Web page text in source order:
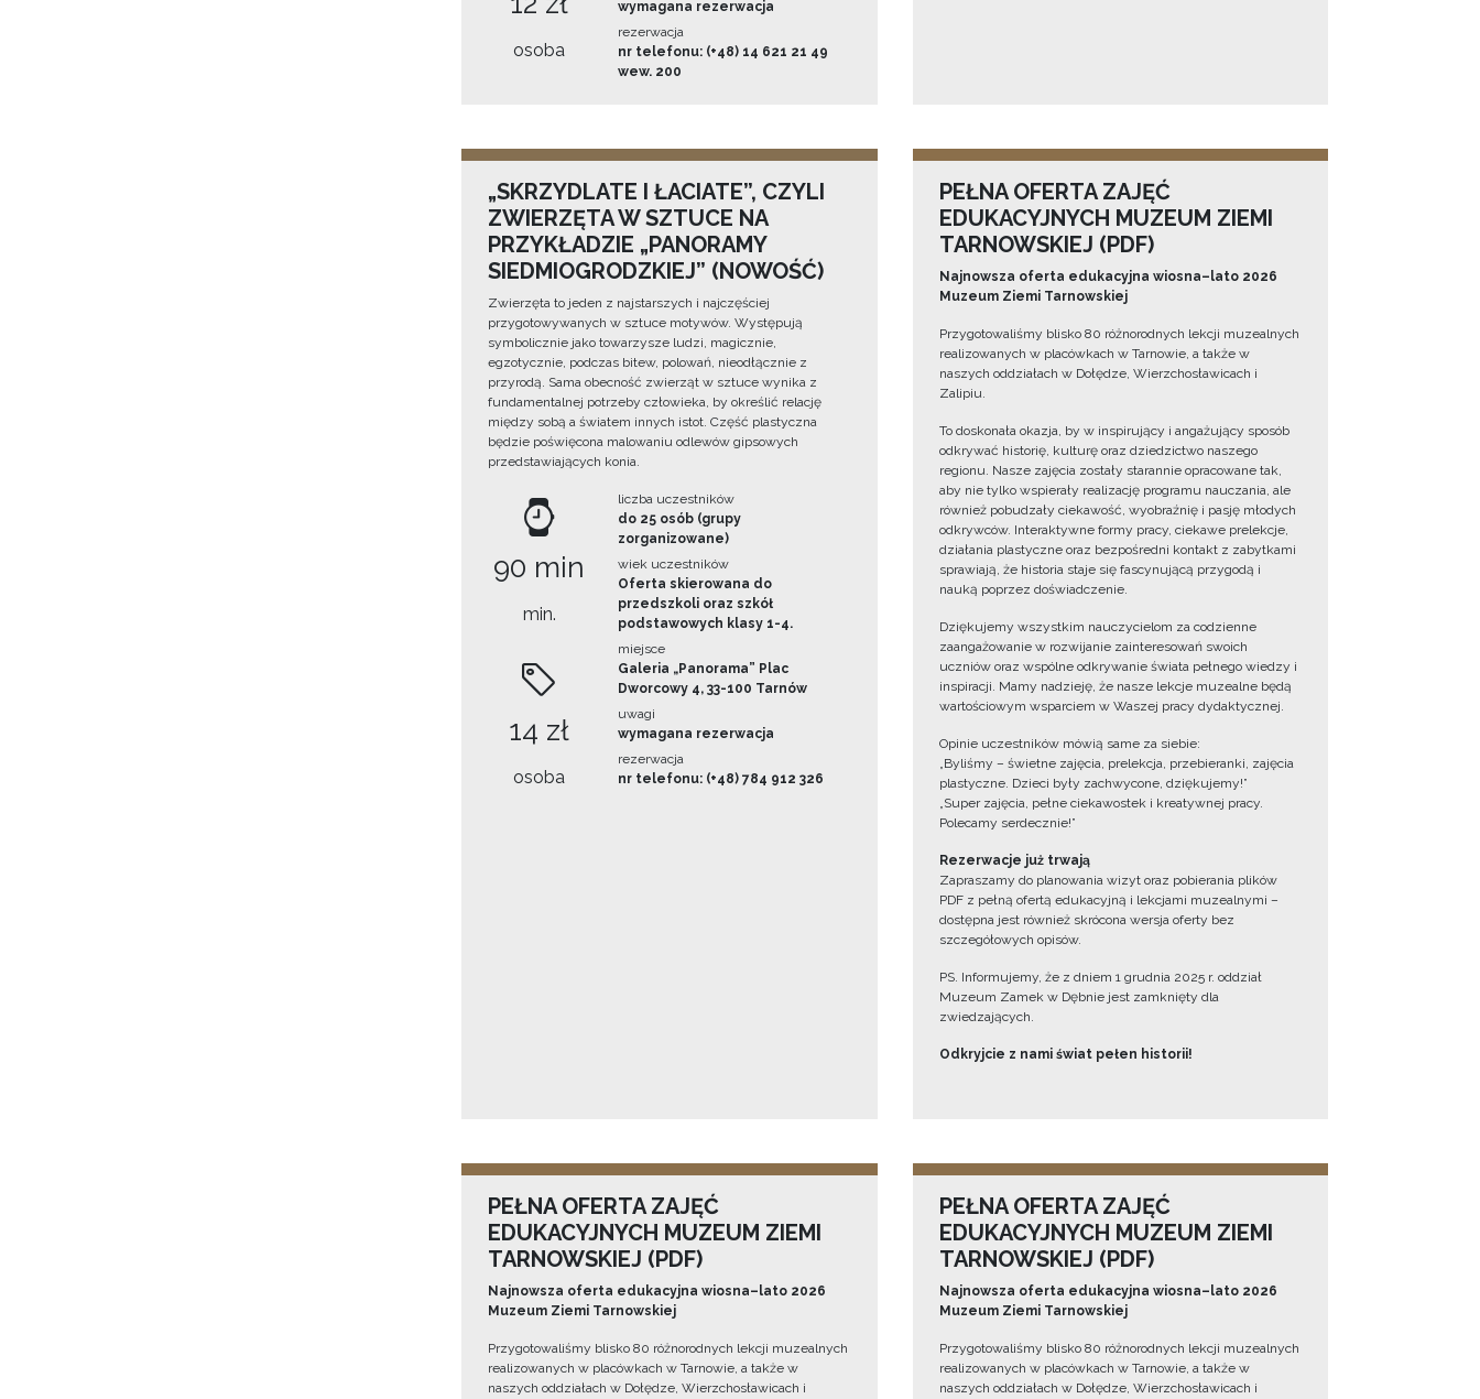
osoba
wymagana rezerwacja
rezerwacja
nr telefonu: (+48) 14 621 21 49
wew. 200
„SKRZYDLATE I ŁACIATE”, CZYLI
ZWIERZĘTA W SZTUCE NA
PRZYKŁADZIE „PANORAMY
SIEDMIOGRODZKIEJ” (NOWOŚĆ)
Zwierzęta to jeden z najstarszych i najczęściej
przygotowywanych w sztuce motywów. Występują
symbolicznie jako towarzysze ludzi, magicznie,
egzotycznie, podczas bitew, polowań, nieodłącznie z
przyrodą. Sama obecność zwierząt w sztuce wynika z
fundamentalnej potrzeby człowieka, by określić relację
między sobą a światem innych istot. Część plastyczna
będzie poświęcona malowaniu odlewów gipsowych
przedstawiających konia.
90 min
min.
14 zł
osoba
liczba uczestników
do 25 osób (grupy
zorganizowane)
wiek uczestników
Oferta skierowana do
przedszkoli oraz szkół
podstawowych klasy 1-4.
miejsce
Galeria „Panorama” Plac
Dworcowy 4, 33-100 Tarnów
uwagi
wymagana rezerwacja
rezerwacja
nr telefonu: (+48) 784 912 326
PEŁNA OFERTA ZAJĘĆ
EDUKACYJNYCH MUZEUM ZIEMI
TARNOWSKIEJ (PDF)
Najnowsza oferta edukacyjna wiosna–lato 2026
Muzeum Ziemi Tarnowskiej
Przygotowaliśmy blisko 80 różnorodnych lekcji muzealnych
realizowanych w placówkach w Tarnowie, a także w
naszych oddziałach w Dołędze, Wierzchosławicach i
Zalipiu.
To doskonała okazja, by w inspirujący i angażujący sposób
odkrywać historię, kulturę oraz dziedzictwo naszego
regionu. Nasze zajęcia zostały starannie opracowane tak,
aby nie tylko wspierały realizację programu nauczania, ale
również pobudzały ciekawość, wyobraźnię i pasję młodych
odkrywców. Interaktywne formy pracy, ciekawe prelekcje,
działania plastyczne oraz bezpośredni kontakt z zabytkami
sprawiają, że historia staje się fascynującą przygodą i
nauką poprzez doświadczenie.
Dziękujemy wszystkim nauczycielom za codzienne
zaangażowanie w rozwijanie zainteresowań swoich
uczniów oraz wspólne odkrywanie świata pełnego wiedzy i
inspiracji. Mamy nadzieję, że nasze lekcje muzealne będą
wartościowym wsparciem w Waszej pracy dydaktycznej.
Opinie uczestników mówią same za siebie:
„Byliśmy – świetne zajęcia, prelekcja, przebieranki, zajęcia
plastyczne. Dzieci były zachwycone, dziękujemy!”
„Super zajęcia, pełne ciekawostek i kreatywnej pracy.
Polecamy serdecznie!”
Rezerwacje już trwają
Zapraszamy do planowania wizyt oraz pobierania plików
PDF z pełną ofertą edukacyjną i lekcjami muzealnymi –
dostępna jest również skrócona wersja oferty bez
szczegółowych opisów.
PS. Informujemy, że z dniem 1 grudnia 2025 r. oddział
Muzeum Zamek w Dębnie jest zamknięty dla
zwiedzających.
Odkryjcie z nami świat pełen historii!
PEŁNA OFERTA ZAJĘĆ
EDUKACYJNYCH MUZEUM ZIEMI
TARNOWSKIEJ (PDF)
Najnowsza oferta edukacyjna wiosna–lato 2026
Muzeum Ziemi Tarnowskiej
Przygotowaliśmy blisko 80 różnorodnych lekcji muzealnych
realizowanych w placówkach w Tarnowie, a także w
naszych oddziałach w Dołędze, Wierzchosławicach i
PEŁNA OFERTA ZAJĘĆ
EDUKACYJNYCH MUZEUM ZIEMI
TARNOWSKIEJ (PDF)
Najnowsza oferta edukacyjna wiosna–lato 2026
Muzeum Ziemi Tarnowskiej
Przygotowaliśmy blisko 80 różnorodnych lekcji muzealnych
realizowanych w placówkach w Tarnowie, a także w
naszych oddziałach w Dołędze, Wierzchosławicach i